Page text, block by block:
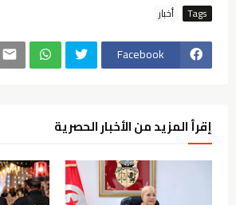
Tags أخبار
Facebook
إقرأ المزيد من الأخبار الحصرية